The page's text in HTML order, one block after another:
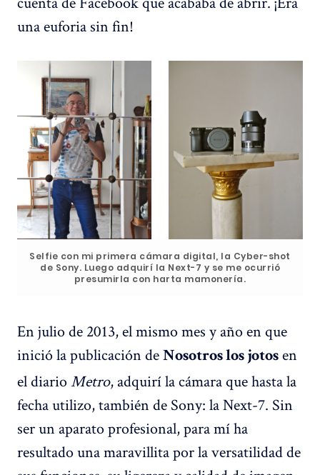
una euforia sin fin!
Selfie con mi primera cámara digital, la Cyber-shot
de Sony. Luego adquirí la Next-7 y se me ocurrió
presumirla con harta mamonería.
En julio de 2013, el mismo mes y año en que
inició la publicación de Nosotros los jotos en
el diarioMetro, adquirí la cámara que hasta la
fecha utilizo, también de Sony: la Next-7. Sin
ser un aparato profesional, para mí ha
resultado una maravillita por la versatilidad de